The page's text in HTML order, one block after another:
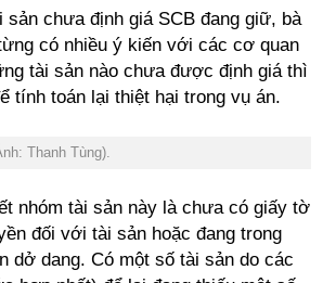
chưa định giá SCB đang giữ, bà
có nhiều ý kiến với các cơ quan
tài sản nào chưa được định giá thì
tính toán lại thiệt hại trong vụ án.
Thanh Tùng).
nhóm tài sản này là chưa có giấy tờ
đối với tài sản hoặc đang trong
dở dang. Có một số tài sản do các